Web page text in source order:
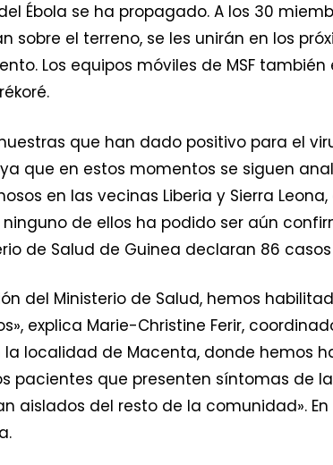
Ébola se ha propagado. A los 30
sobre el terreno, se les unirán en los
Los equipos móviles de MSF
que han dado positivo para el
que en estos momentos se siguen
en las vecinas Liberia y Sierra
de ellos ha podido ser aún
de Salud de Guinea declaran 86
del Ministerio de Salud, hemos
explica Marie-Christine Ferir,
localidad de Macenta, donde hemos
pacientes que presenten síntomas de
aislados del resto de la comunidad».